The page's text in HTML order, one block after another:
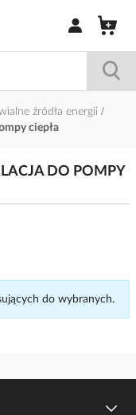
Zaloguj się /
źródła energii
ciepła
DO POMPY
do wybranych.